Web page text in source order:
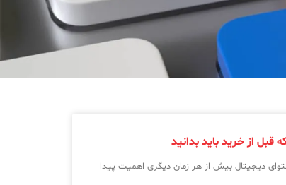
دیجیتال بیش از هر زمان دیگری اهمیت پیدا